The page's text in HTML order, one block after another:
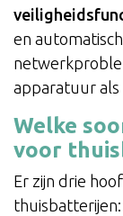
en
apparatuur
Welke
voor
Er zijn drie